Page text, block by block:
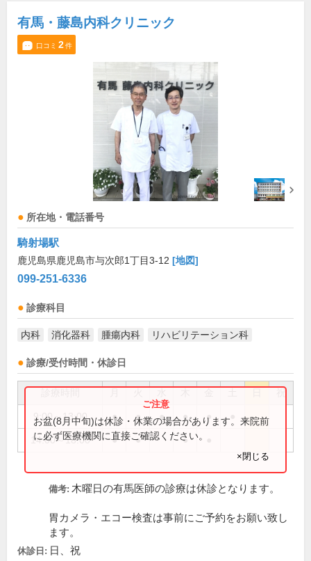
有馬・藤島内科クリニック
口コミ 2件
所在地・電話番号
騎射場駅
鹿児島県鹿児島市与次郎1丁目3-12 [地図]
099-251-6336
診療科目
内科 消化器科 腫瘍内科 リハビリテーション科
診療/受付時間・休診日
祝
9:00～13:00 ● ● ● ● ●
14:00～18:00 ● ● ●
お盆(8月中旬)は休診・休業の場合があります。来院前
に必ず医療機関に直接ご確認ください。
×閉じる
備考: 木曜日の有馬医師の診療は休診となります。
胃カメラ・エコー検査は事前にご予約をお願い致し
ます。
休診日: 日、祝